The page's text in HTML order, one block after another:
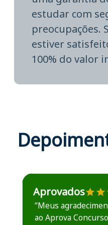
estudar com
preocupações.
estiver
100% do valor
Estudante José
Aprovados
“Meus
ao Aprova